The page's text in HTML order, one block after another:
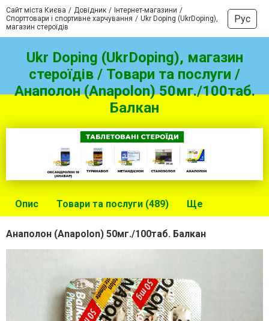
Сайт міста Києва Довідник
Інтернет-магазини
Спорттовари і спортивне харчування
Ukr Doping (UkrDoping),
магазин стероїдів
Рус
Ukr Doping (UkrDoping), магазин
стероїдів / Товари та послуги /
Анаполон (Anapolon) 50мг./100таб.
Балкан
Опис Товари та послуги (489) Ще
Анаполон (Anapolon) 50мг./100таб. Балкан